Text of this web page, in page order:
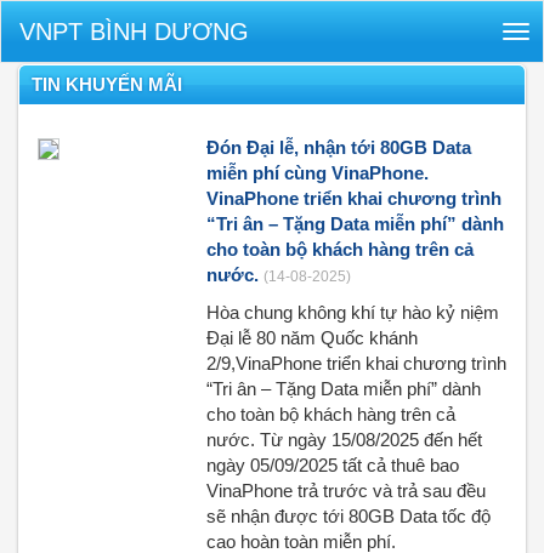
VNPT BÌNH DƯƠNG
TIN KHUYẾN MÃI
Đón Đại lễ, nhận tới 80GB Data
miễn phí cùng VinaPhone.
VinaPhone triển khai chương trình
“Tri ân – Tặng Data miễn phí” dành
cho toàn bộ khách hàng trên cả
nước. (14-08-2025)
Hòa chung không khí tự hào kỷ niệm
Đại lễ 80 năm Quốc khánh
2/9,VinaPhone triển khai chương trình
“Tri ân – Tặng Data miễn phí” dành
cho toàn bộ khách hàng trên cả
nước. Từ ngày 15/08/2025 đến hết
ngày 05/09/2025 tất cả thuê bao
VinaPhone trả trước và trả sau đều
sẽ nhận được tới 80GB Data tốc độ
cao hoàn toàn miễn phí.